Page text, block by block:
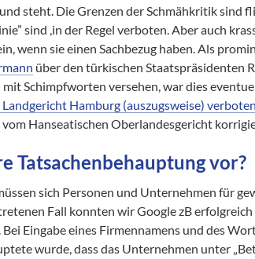
steht. Die Grenzen der Schmähkritik sind
sind ,in der Regel verboten. Aber auch
wenn sie einen Sachbezug haben. Als
über den türkischen Staatspräsidenten
Schimpfworten versehen, war dies
Hamburg (auszugsweise)
Hanseatischen Oberlandesgericht
Tatsachenbehauptung vor?
sich Personen und Unternehmen für
Fall konnten wir Google zB
Eingabe eines Firmennamens und des
wurde, dass das Unternehmen unter